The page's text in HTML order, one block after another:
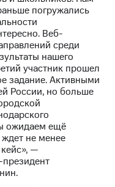
погружались
Веб-
среди
нашего
участник прошел
задание. Активными
России, но больше
ожидаем ещё
не менее
—